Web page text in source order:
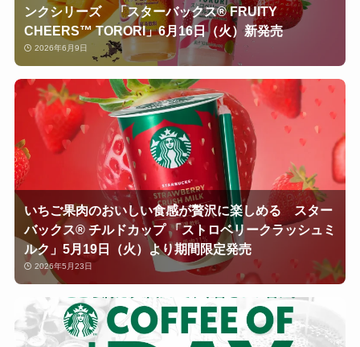
ンクシリーズ 「スターバックス® FRUITY
CHEERS™ TORORI」6月16日（火）新発売
2026年6月9日
いちご果肉のおいしい食感が贅沢に楽しめる スター
バックス® チルドカップ 「ストロベリークラッシュミ
ルク」5月19日（火）より期間限定発売
2026年5月23日